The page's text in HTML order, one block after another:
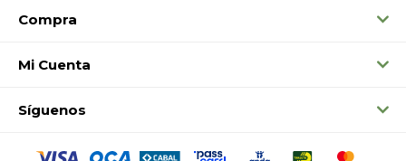
Compra
Mi Cuenta
Síguenos